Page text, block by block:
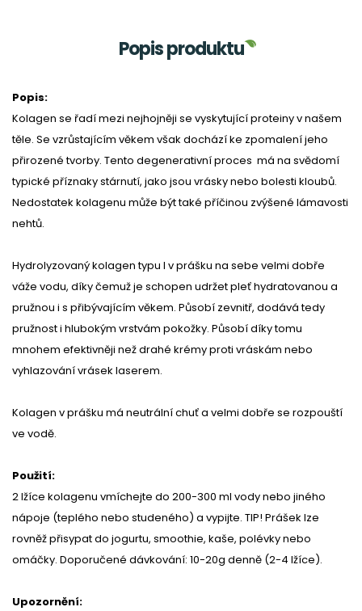
Popis produktu
Popis:
Kolagen se řadí mezi nejhojněji se vyskytující proteiny v našem
těle. Se vzrůstajícím věkem však dochází ke zpomalení jeho
přirozené tvorby. Tento degenerativní proces má na svědomí
typické příznaky stárnutí, jako jsou vrásky nebo bolesti kloubů.
Nedostatek kolagenu může být také příčinou zvýšené lámavosti
nehtů.
Hydrolyzovaný kolagen typu I v prášku na sebe velmi dobře
váže vodu, díky čemuž je schopen udržet pleť hydratovanou a
pružnou i s přibývajícím věkem. Působí zevnitř, dodává tedy
pružnost i hlubokým vrstvám pokožky. Působí díky tomu
mnohem efektivněji než drahé krémy proti vráskám nebo
vyhlazování vrásek laserem.
Kolagen v prášku má neutrální chuť a velmi dobře se rozpouští
ve vodě.
Použití:
2 lžíce kolagenu vmíchejte do 200-300 ml vody nebo jiného
nápoje (teplého nebo studeného) a vypijte. TIP! Prášek lze
rovněž přisypat do jogurtu, smoothie, kaše, polévky nebo
omáčky. Doporučené dávkování: 10-20g denně (2-4 lžíce).
Upozornění: